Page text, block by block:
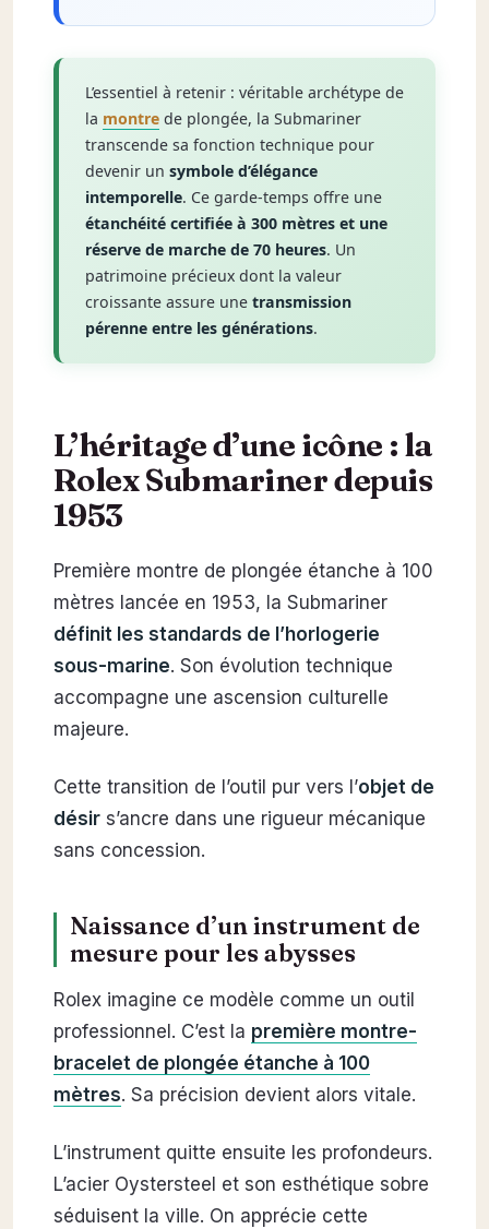
L’essentiel à retenir : véritable archétype de
la montrede plongée, la Submariner
transcende sa fonction technique pour
devenir un symbole d’élégance
intemporelle. Ce garde-temps offre une
étanchéité certifiée à 300 mètres et une
réserve de marche de 70 heures. Un
patrimoine précieux dont la valeur
croissante assure une transmission
pérenne entre les générations.
L’héritage d’une icône : la
Rolex Submariner depuis
1953
Première montre de plongée étanche à 100
mètres lancée en 1953, la Submariner
définit les standards de l’horlogerie
sous-marine. Son évolution technique
accompagne une ascension culturelle
majeure.
Cette transition de l’outil pur vers l’objet de
désirs’ancre dans une rigueur mécanique
sans concession.
Naissance d’un instrument de
mesure pour les abysses
Rolex imagine ce modèle comme un outil
professionnel. C’est la première montre-
bracelet de plongée étanche à 100
mètres. Sa précision devient alors vitale.
L’instrument quitte ensuite les profondeurs.
L’acier Oystersteel et son esthétique sobre
séduisent la ville. On apprécie cette